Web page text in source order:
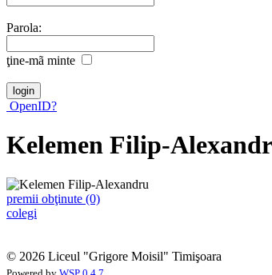
Parola:
ţine-mã minte
OpenID?
Kelemen Filip-
premii obţinute (0)
colegi
© 2026 Liceul "Grigore Moisil" Timişoara